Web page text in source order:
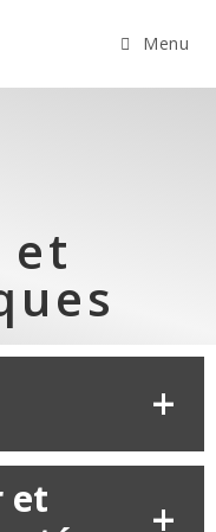
Menu
et
et